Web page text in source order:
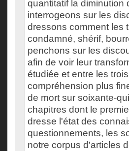
quantitatif la diminution
interrogeons sur les
dressons comment les
condamné, shérif,
penchons sur les
afin de voir leur
étudiée et entre les
compréhension plus
de mort sur soixante-
chapitres dont le
dresse l'état des
questionnements, les
notre corpus d'articles